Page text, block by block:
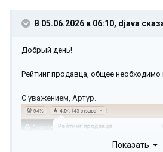
В 05.06.2026 в 06:10, djava
Добрый день!
Рейтинг продавца, общее необходимо
С уважением, Артур.
Показать